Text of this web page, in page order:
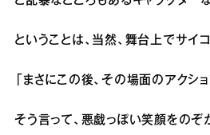
ということは、当然、舞台上でサイ
「まさにこの後、その場面のアクシ
そう言って、悪戯っぽい笑顔をのぞ